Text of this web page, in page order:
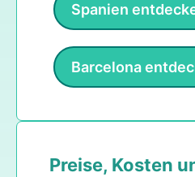
Spanien
Barcelona
Preise, Kosten